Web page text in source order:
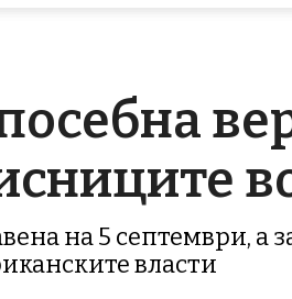
на 5 септември, а
власти